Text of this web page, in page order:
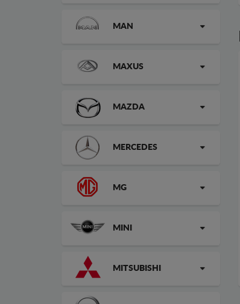
MAN
MAXUS
MAZDA
MERCEDES
MG
MINI
MITSUBISHI